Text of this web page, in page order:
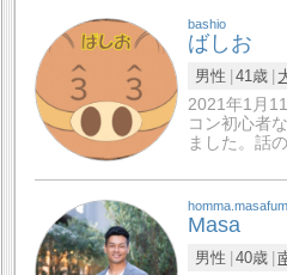
bashio
ばしお
男性 41歳
2021年1月
コン初心者
ました。話
Masa
男性 40歳